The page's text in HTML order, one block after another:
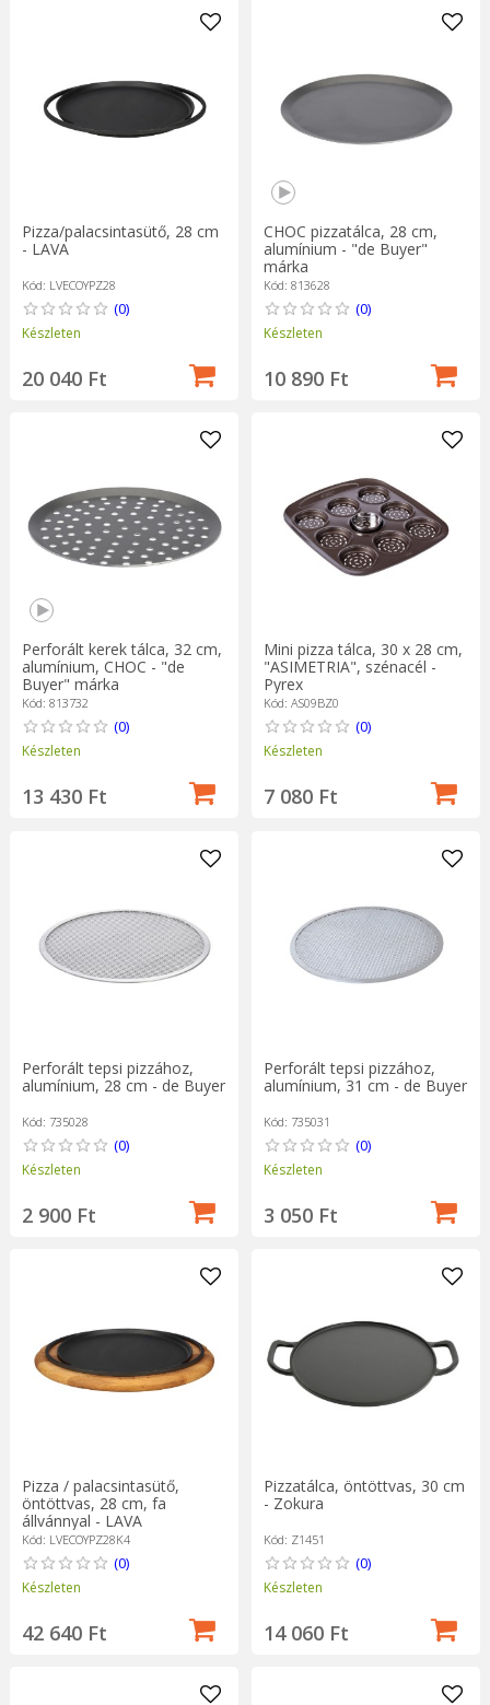
Pizza/palacsintasütő, 28 cm
- LAVA
Kód: LVECOYPZ28
(0)
Készleten
20 040 Ft
CHOC pizzatálca, 28 cm,
alumínium - "de Buyer"
márka
Kód: 813628
(0)
Készleten
10 890 Ft
Perforált kerek tálca, 32 cm,
alumínium, CHOC - "de
Buyer" márka
Kód: 813732
(0)
Készleten
13 430 Ft
Mini pizza tálca, 30 x 28 cm,
"ASIMETRIA", szénacél -
Pyrex
Kód: AS09BZ0
(0)
Készleten
7 080 Ft
Perforált tepsi pizzához,
alumínium, 28 cm - de Buyer
Kód: 735028
(0)
Készleten
2 900 Ft
Perforált tepsi pizzához,
alumínium, 31 cm - de Buyer
Kód: 735031
(0)
Készleten
3 050 Ft
Pizza / palacsintasütő,
öntöttvas, 28 cm, fa
állvánnyal - LAVA
Kód: LVECOYPZ28K4
(0)
Készleten
42 640 Ft
Pizzatálca, öntöttvas, 30 cm
- Zokura
Kód: Z1451
(0)
Készleten
14 060 Ft